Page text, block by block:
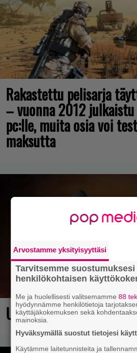
Rakastettu pelisarja
– vuonna 2012
pc:lle, muita osia voi
maksutta
Ubisoftin hittipeli
Arvostamme yksityisyyttäsi
Tarvitsemme
henkilökohtaisen
Me ja huolellisesti valitsemamme88
hyödynnämme henkilötietoja
käyttäjäkokemuksen sekä
mainoksia.
Hyväksymällä suostut tietojesi
Käytämme laitetunnisteita ja